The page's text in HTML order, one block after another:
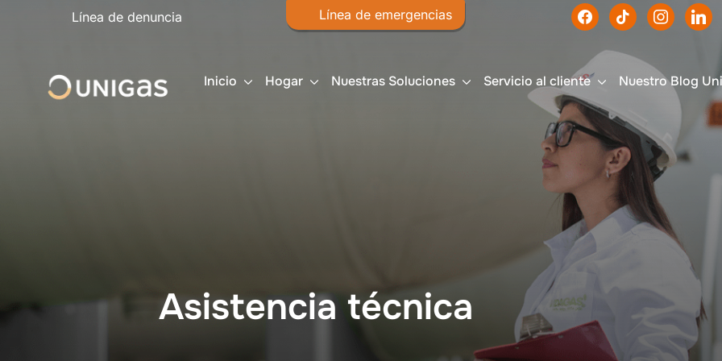
Línea de denuncia Línea de emergencias
Haz
Inicio Hogar Nuestras Soluciones Servicio al cliente Nuestro Blog
Asistencia técnica